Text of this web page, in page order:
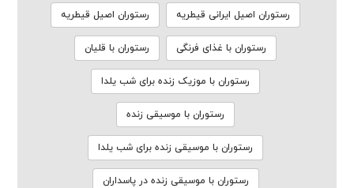
رستوران اصیل ایرانی قیطریه رستوران اصیل قیطریه
رستوران با غذای فرنگی رستوران با قلیان
رستوران با موزیک زنده برای شب یلدا
رستوران با موسیقی زنده
رستوران با موسیقی زنده برای شب یلدا
رستوران با موسیقی زنده در پاسداران